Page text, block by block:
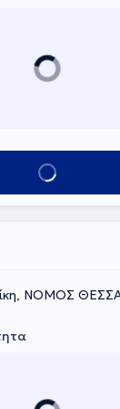
ραντεβού
ΝΟΜΟΣ